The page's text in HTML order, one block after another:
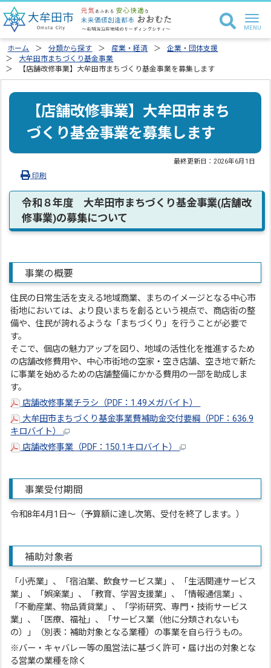
ホーム 分類から探す 産業・経済
企業・団体支援
大牟田市まちづくり基金事業
【店舗改修事業】大牟田市まちづくり基金事業を募集します
【店舗改修事業】大牟田市まち
づくり基金事業を募集します
最終更新日：2026年6月1日
印刷
令和８年度 大牟田市まちづくり基金事業(店舗改
修事業)の募集について
事業の概要
住民の日常生活を支える地域商業、まちのイメージとなる中心市
街地においては、より良いまちを創るという視点で、商店街の整
備や、住民が誇れるような「まちづくり」を行うことが必要で
す。
そこで、個店の魅力アップを図り、地域の活性化を推進するため
の店舗改修費用や、中心市街地の空家・空き店舗、空き地で新た
に事業を始めるための店舗整備にかかる費用の一部を助成しま
す。
店舗改修事業チラシ（PDF：1.49メガバイト）
大牟田市まちづくり基金事業費補助金交付要綱（PDF：636.9
キロバイト）
店舗改修事業（PDF：150.1キロバイト）
事業受付期間
令和8年4月1日～（予算額に達し次第、受付を終了します。）
補助対象者
「小売業」、「宿泊業、飲食サービス業」、「生活関連サービス
業」、「娯楽業」、「教育、学習支援業」、「情報通信業」、
「不動産業、物品賃貸業」、「学術研究、専門・技術サービス
業」、「医療、福祉」、「サービス業（他に分類されないも
の）」（別表：補助対象となる業種）の事業を自ら行うもの。
※バー・キャバレー等の風営法に基づく許可・届け出の対象とな
る営業の業種を除く